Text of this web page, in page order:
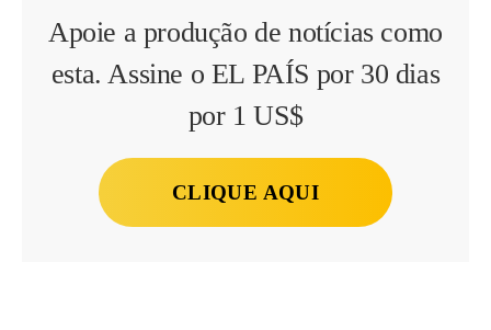
Apoie a produção de notícias como
esta. Assine o EL PAÍS por 30 dias
por 1 US$
CLIQUE AQUI